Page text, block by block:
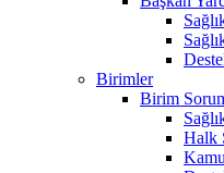
Birimler
Birim
Halk